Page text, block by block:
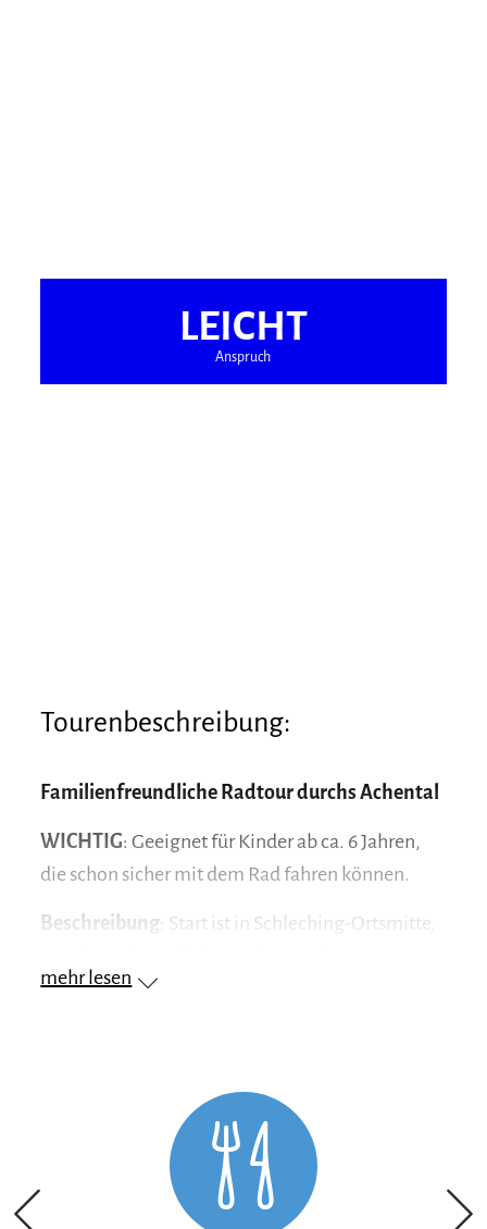
LEICHT
Anspruch
Tourenbeschreibung:
Familienfreundliche Radtour durchs Achental
WICHTIG: Geeignet für Kinder ab ca. 6 Jahren,
die schon sicher mit dem Rad fahren können.
Beschreibung : Start ist in Schleching-Ortsmitte,
ersten Spielplatz. Weiter dem Achendamm
entlang bis zur Brücke nach Unterwössen. Dort
rechts in die Wetterkreuzstraße, dann links in die
Straße Am Schmiedbachl zum zweiten
mehr lesen